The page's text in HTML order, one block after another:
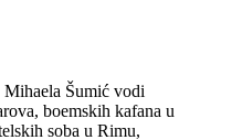
Šumić vodi
boemskih kafana u
soba u Rimu,